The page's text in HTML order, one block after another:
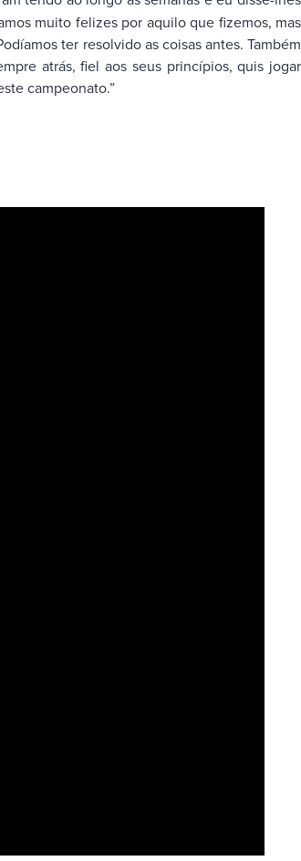
muito felizes por aquilo que fizemos, mas
ter resolvido as coisas antes. Também
atrás, fiel aos seus princípios, quis jogar
campeonato.”